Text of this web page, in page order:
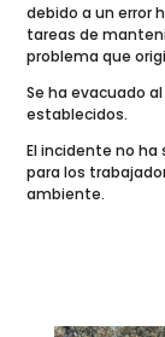
debido a un error
tareas de
problema que
Se ha evacuado
establecidos.
El incidente no
para los
ambiente.